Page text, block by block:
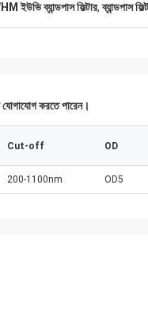
ইউভি ব্যান্ডপাস ফিল্টার,ব্যান্ডপাস
যোগাযোগ করতে পারেন।
Cut-off OD
200-1100nm OD5